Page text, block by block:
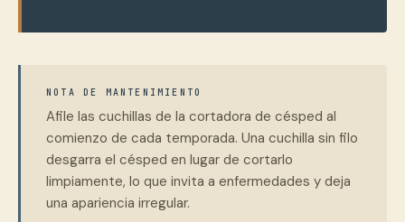
NOTA DE MANTENIMIENTO
Afile las cuchillas de la cortadora de césped al
comienzo de cada temporada. Una cuchilla sin filo
desgarra el césped en lugar de cortarlo
limpiamente, lo que invita a enfermedades y deja
una apariencia irregular.